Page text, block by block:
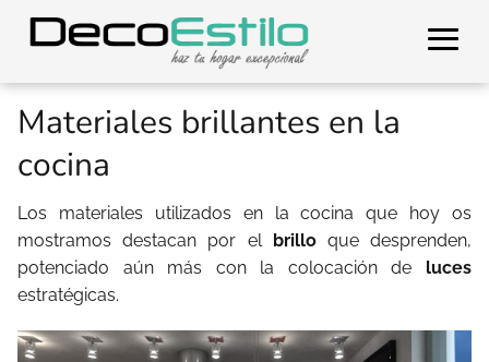
Materiales brillantes en la
cocina
Los materiales utilizados en la cocina que hoy os
mostramos destacan por el brillo que desprenden,
potenciado aún más con la colocación de luces
estratégicas.